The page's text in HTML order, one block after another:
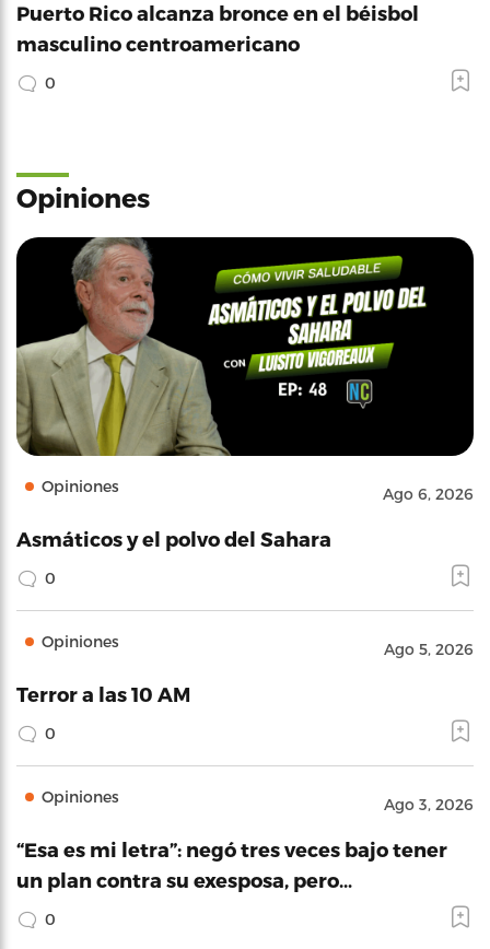
Puerto Rico alcanza bronce en el béisbol
masculino centroamericano
0
Opiniones
Opiniones Ago 6, 2026
Asmáticos y el polvo del Sahara
0
Opiniones Ago 5, 2026
Terror a las 10 AM
0
Opiniones Ago 3, 2026
“Esa es mi letra”: negó tres veces bajo tener
un plan contra su exesposa, pero…
0